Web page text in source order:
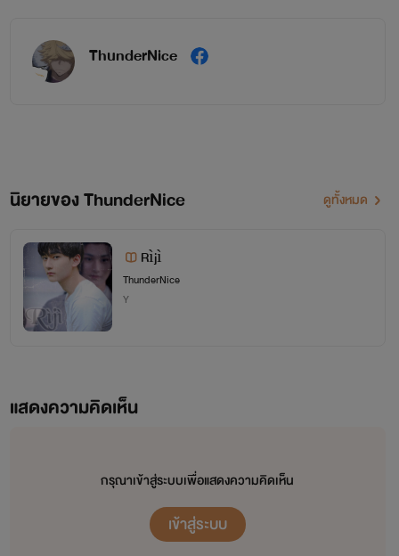
ตอนนี้ข้าร้องไห้อยู่นะ...ท่านลุกขึ้นมาดุข้ามาด่าหน่อยสิ...ข้า
ทำตัวอ่อนแอต่อหน้าท่านอยู่นะ!!......ขาดท่านไปข้าไม่รู้ ข้าไม่รู้
'ยามที่เจ้าตกลงไปสู่ก้นเหวเหมือนกับทั้งชีวิตของข้าตกตามเจ้าไป
ไป ที่ก้นเหวนั้นไม่มีศพหรือไม่มีแม้แต่วิญญาณของเจ้าเลย...ถ้า
เจ้ายังอยู่ช่วยปรากฎตนต่อหน้าข้าได้หรือไม่...ข้าแค่อยากรู้ว่าเจ้า
สบายดีหรือไม่...ข้าอยากจะกล่าวคำขอโทษแก่เจ้าที่ตอนนั้นข้ามิ
ศัตรูกับเจ้าแต่ข้าก็จะยืนข้างเจ้าไม่ว่าอย่างไรก็ตาม...กลับมาฟัง
เหม่อมองท้องนภาในยามราตรี ดวงดาราพราวระยับทั่วท้องนภา
ทำให้ใจดวงนี้หวนนึกวันเก่าที่ครั้งที่สองเคียง ริมฝีปากได้รูปขยับ
เบาเหมือนดุจดั่งเอื้อนเอ่ยกับตน"ข้ารักเจ้านะเว่ยอิง"
ThunderNice
นิยายของ ThunderNice ดูทั้งหมด
Rìjì
ThunderNice
Y
แสดงความคิดเห็น
กรุณาเข้าสู่ระบบเพื่อแสดงความคิดเห็น
เข้าสู่ระบบ